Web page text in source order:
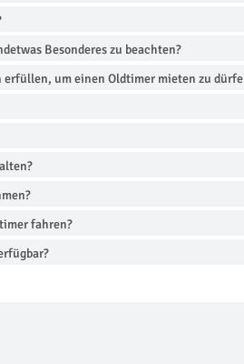
Besonderes zu beachten?
erfüllen, um einen Oldtimer mieten zu
fahren?